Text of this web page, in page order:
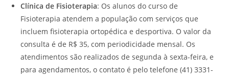
Clínica de Fisioterapia: Os alunos do curso de
Fisioterapia atendem a população com serviços que
incluem fisioterapia ortopédica e desportiva. O valor da
consulta é de R$ 35, com periodicidade mensal. Os
atendimentos são realizados de segunda à sexta-feira, e
para agendamentos, o contato é pelo telefone (41) 3331-